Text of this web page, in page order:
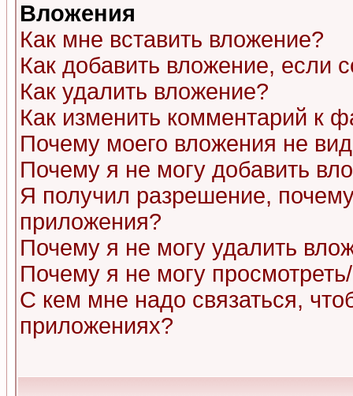
Вложения
Как мне вставить вложение?
Как добавить вложение, если
Как удалить вложение?
Как изменить комментарий к
Почему моего вложения не
Почему я не могу добавить
Я получил разрешение,
приложения?
Почему я не могу удалить
Почему я не могу
С кем мне надо связаться,
приложениях?